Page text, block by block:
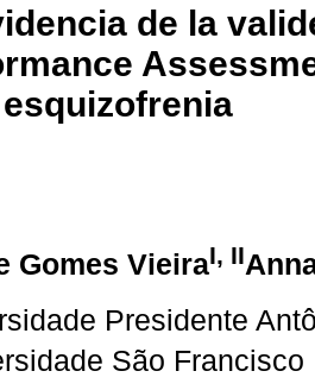
de la
Gomes VieiraI, II
Presidente
São Francisco